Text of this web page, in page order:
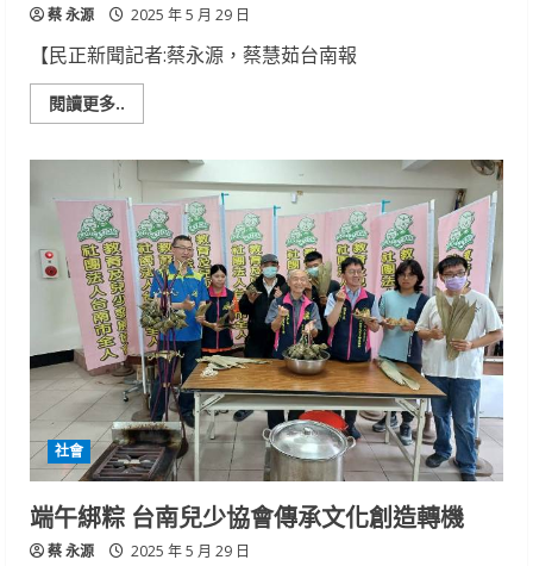
蔡 永源 2025 年 5 月 29 日
【民正新聞記者:蔡永源，蔡慧茹台南報
閱讀更多..
more
午
前
氣
候
多
變
台
南
區
處
加
強
巡
檢
設
備
強
化
電
網
韌
性
穩
定
社會
端午綁粽 台南兒少協會傳承文化創造轉機
蔡 永源 2025 年 5 月 29 日